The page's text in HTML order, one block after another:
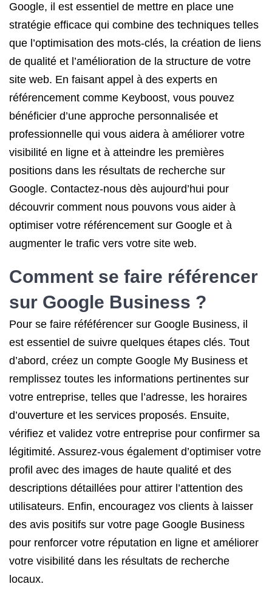
Google, il est essentiel de mettre en place une
stratégie efficace qui combine des techniques telles
que l’optimisation des mots-clés, la création de liens
de qualité et l’amélioration de la structure de votre
site web. En faisant appel à des experts en
référencement comme Keyboost, vous pouvez
bénéficier d’une approche personnalisée et
professionnelle qui vous aidera à améliorer votre
visibilité en ligne et à atteindre les premières
positions dans les résultats de recherche sur
Google. Contactez-nous dès aujourd’hui pour
découvrir comment nous pouvons vous aider à
optimiser votre référencement sur Google et à
augmenter le trafic vers votre site web.
Comment se faire référencer
sur Google Business ?
Pour se faire réféférencer sur Google Business, il
est essentiel de suivre quelques étapes clés. Tout
d’abord, créez un compte Google My Business et
remplissez toutes les informations pertinentes sur
votre entreprise, telles que l’adresse, les horaires
d’ouverture et les services proposés. Ensuite,
vérifiez et validez votre entreprise pour confirmer sa
légitimité. Assurez-vous également d’optimiser votre
profil avec des images de haute qualité et des
descriptions détaillées pour attirer l’attention des
utilisateurs. Enfin, encouragez vos clients à laisser
des avis positifs sur votre page Google Business
pour renforcer votre réputation en ligne et améliorer
votre visibilité dans les résultats de recherche
locaux.